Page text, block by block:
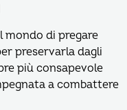
mondo di pregare
preservarla dagli
più consapevole
a combattere